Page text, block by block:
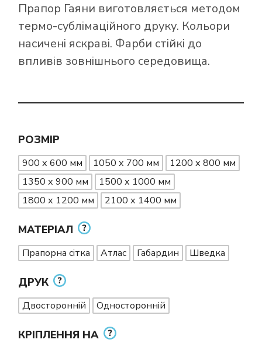
Прапор Гаяни виготовляється методом
термо-сублімаційного друку. Кольори
насичені яскраві. Фарби стійкі до
впливів зовнішнього середовища.
РОЗМІР
900 х 600 мм 1050 х 700 мм
1200 х 800 мм
1350 х 900 мм
1500 х 1000 мм
1800 х 1200 мм
2100 х 1400 мм
МАТЕРІАЛ
Прапорна сітка Атлас Габардин Шведка
ДРУК
Двосторонній Односторонній
КРІПЛЕННЯ НА